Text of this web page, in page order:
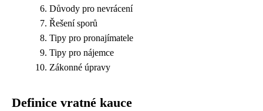
Důvody pro nevrácení
Řešení sporů
Tipy pro pronajímatele
Tipy pro nájemce
Zákonné úpravy
Definice vratné kauce